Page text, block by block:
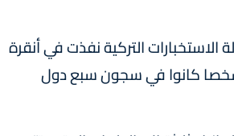
الاستخبارات التركية نفذت في أنقرة
للسجناء هي الأكبر في الآونة الأخيرة وشملت تبادل 26 شخصا كانوا في سجون سبع دول